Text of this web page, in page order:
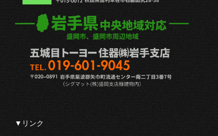
▼リンク